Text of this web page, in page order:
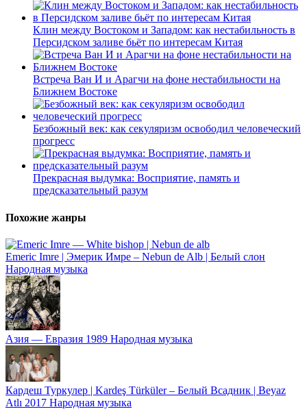
Клин между Востоком и Западом: как нестабильность в
Персидском заливе бьёт по интересам Китая
Встреча Ван И и Арагчи на фоне нестабильности на
Ближнем Востоке
Безбожный век: как секуляризм освободил человеческий
прогресс
Прекрасная выдумка: Восприятие, память и
предсказательный разум
Похожие жанры
Emeric Imre | Эмерик Имре – Nebun de Alb | Белый слон
Народная музыка
Азия — Евразия 1989 Народная музыка
Кардеш Туркулер | Kardeş Türküler – Белый Всадник | Beyaz
Atlı 2017 Народная музыка